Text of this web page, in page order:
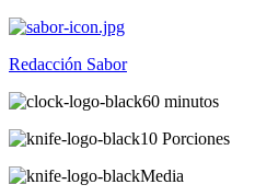
Redacción Sabor
60 minutos
10 Porciones
Media